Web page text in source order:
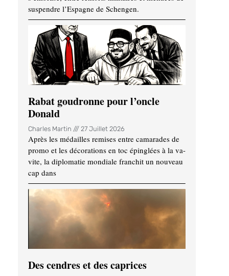
suspendre l’Espagne de Schengen.
Rabat goudronne pour l’oncle
Donald
Charles Martin 27 Juillet 2026
Après les médailles remises entre camarades de
promo et les décorations en toc épinglées à la va-
vite, la diplomatie mondiale franchit un nouveau
cap dans
Des cendres et des caprices